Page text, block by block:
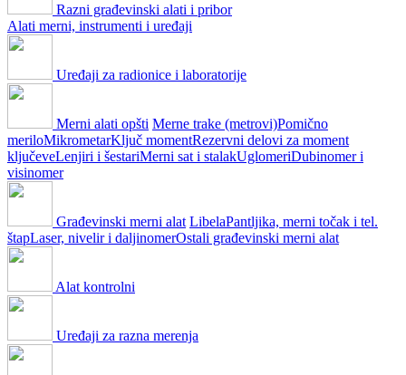
Razni građevinski alati i pribor
Alati merni, instrumenti i uređaji
Uređaji za radionice i laboratorije
Merni alati opšti Merne trake (metrovi)Pomično
meriloMikrometarKljuč momentRezervni delovi za moment
ključeveLenjiri i šestariMerni sat i stalakUglomeriDubinomer i
visinomer
Građevinski merni alat LibelaPantljika, merni točak i tel.
štapLaser, nivelir i daljinomerOstali građevinski merni alat
Alat kontrolni
Uređaji za razna merenja